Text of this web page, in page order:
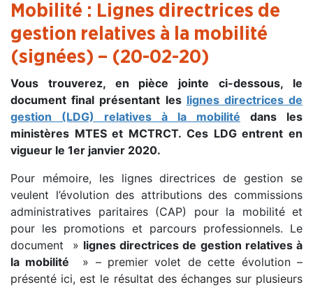
Mobilité : Lignes directrices de
gestion relatives à la mobilité
(signées) – (20-02-20)
Vous trouverez, en pièce jointe ci-dessous, le
document final présentant les lignes directrices de
gestion (LDG) relatives à la mobilité dans les
ministères MTES et MCTRCT. Ces LDG entrent en
vigueur le 1er janvier 2020.
Pour mémoire, les lignes directrices de gestion se
veulent l’évolution des attributions des commissions
administratives paritaires (CAP) pour la mobilité et
pour les promotions et parcours professionnels. Le
document » lignes directrices de gestion relatives à
la mobilité » – premier volet de cette évolution –
présenté ici, est le résultat des échanges sur plusieurs